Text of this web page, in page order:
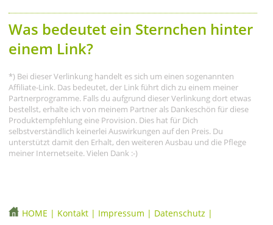
Was bedeutet ein Sternchen hinter
einem Link?
*) Bei dieser Verlinkung handelt es sich um einen sogenannten
Affiliate-Link. Das bedeutet, der Link führt dich zu einem meiner
Partnerprogramme. Falls du aufgrund dieser Verlinkung dort etwas
bestellst, erhalte ich von meinem Partner als Dankeschön für diese
Produktempfehlung eine Provision. Dies hat für Dich
selbstverständlich keinerlei Auswirkungen auf den Preis. Du
unterstützt damit den Erhalt, den weiteren Ausbau und die Pflege
meiner Internetseite. Vielen Dank :-)
HOME | Kontakt | Impressum | Datenschutz |